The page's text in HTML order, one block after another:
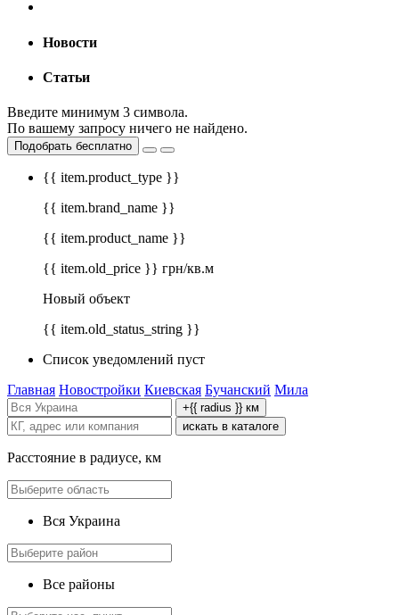
Новости
Статьи
Введите минимум 3 символа.
По вашему запросу ничего не найдено.
Подобрать бесплатно
{{ item.product_type }}
{{ item.brand_name }}
{{ item.product_name }}
{{ item.old_price }} грн/кв.м
Новый объект
{{ item.old_status_string }}
Список уведомлений пуст
Главная Новостройки Киевская Бучанский Мила
+{{ radius }} км
искать в каталоге
Расстояние в радиусе, км
Вся Украина
Все районы